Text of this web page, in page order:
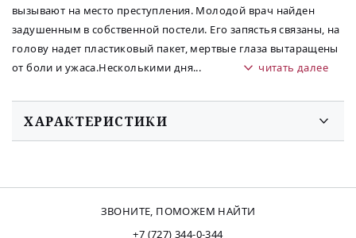
вызывают на место преступления. Молодой врач найден
задушенным в собственной постели. Его запястья связаны, на
голову надет пластиковый пакет, мертвые глаза вытаращены
от боли и ужаса.Несколькими дня... читать далее
ХАРАКТЕРИСТИКИ
ЗВОНИТЕ, ПОМОЖЕМ НАЙТИ
+7 (727) 344-0-344